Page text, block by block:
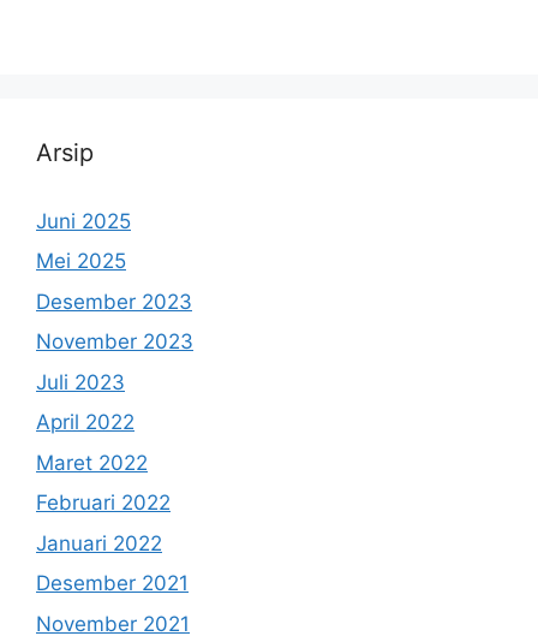
Arsip
Juni 2025
Mei 2025
Desember 2023
November 2023
Juli 2023
April 2022
Maret 2022
Februari 2022
Januari 2022
Desember 2021
November 2021